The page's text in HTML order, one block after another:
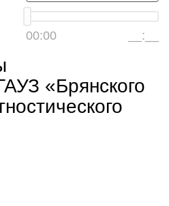
00:00 __:__
«Брянского